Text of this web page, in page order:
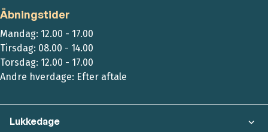
Åbningstider
Mandag: 12.00 - 17.00
Tirsdag: 08.00 - 14.00
Torsdag: 12.00 - 17.00
Andre hverdage: Efter aftale
Lukkedage